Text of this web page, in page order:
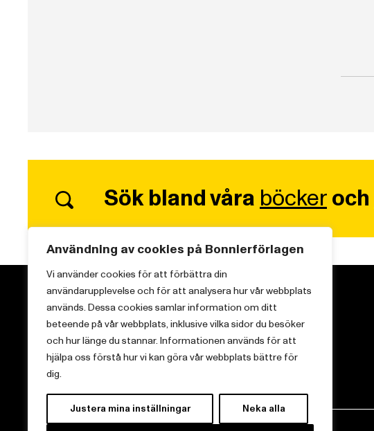
Användning av cookies på Bonnierförlagen
Vi använder cookies för att förbättra din
användarupplevelse och för att analysera hur vår webbplats
används. Dessa cookies samlar information om ditt
beteende på vår webbplats, inklusive vilka sidor du besöker
och hur länge du stannar. Informationen används för att
hjälpa oss förstå hur vi kan göra vår webbplats bättre för
dig.
Justera mina inställningar Neka alla
Sök bland våraböckeroch
Vi brinner för starka berättelser och att sprida
kunskap inom aktuella ämnen.